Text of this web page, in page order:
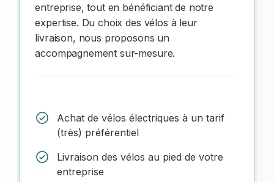
entreprise, tout en bénéficiant de notre
expertise. Du choix des vélos à leur
livraison, nous proposons un
accompagnement sur-mesure.
Achat de vélos électriques à un tarif
(très) préférentiel
Livraison des vélos au pied de votre
entreprise